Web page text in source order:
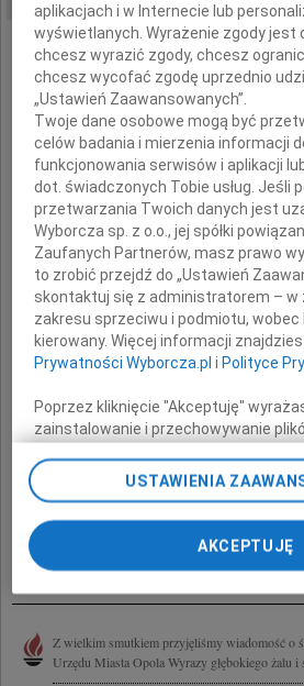
Za
udział w
Koleżankom i
Inne
Z wielkim smutkiem przyjęliśmy wiadomość o
Urzędu Miasta Opola Wyrazy głębokiego żalu
aplikacjach i w Internecie lub
wyświetlanych. Wyrażenie zgody jest
chcesz wyrazić zgody, chcesz
chcesz wycofać zgodę uprzednio
„Ustawień Zaawansowanych”.
Twoje dane osobowe mogą być
celów badania i mierzenia informacji
funkcjonowania serwisów i aplikacji
dot. świadczonych Tobie usług. Jeśli
przetwarzania Twoich danych jest
Wyborcza sp. z o.o., jej spółki
Zaufanych Partnerów, masz prawo
to zrobić przejdź do „Ustawień
skontaktuj się z administratorem – w
zakresu sprzeciwu i podmiotu,
kierowany. Więcej informacji
Prywatności Wyborcza.pl i Polityce
Poprzez kliknięcie "Akceptuję"
zainstalowanie i przechowywanie
na Twoim urządzeniu końcowym.
chwili zmienić swoje preferencje dot.
ponownie wywołując narzędzie do
preferencjami dot. przetwarzania
odnośnik „Ustawienia prywatności” w
Zmiana ustawień plików cookie
My, nasi Zaufani Partnerzy i Agora
USTAWIENIA
AKCEPTUJĘ